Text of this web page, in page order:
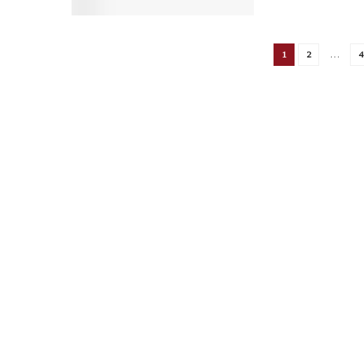
1 2 … 4